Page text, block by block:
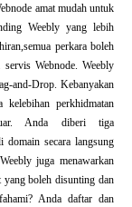
amat mudah untuk
Weebly yang lebih
perkara boleh
Webnode. Weebly
and-Drop. Kebanyakan
perkhidmatan
Anda diberi tiga
domain secara langsung
juga menawarkan
boleh disunting dan
Anda daftar dan